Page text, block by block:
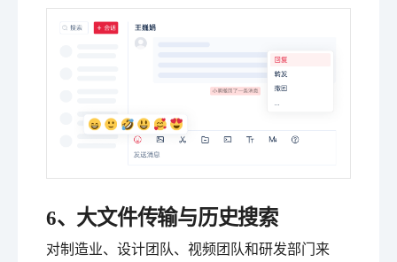
6、大文件传输与历史搜索
对制造业、设计团队、视频团队和研发部门来